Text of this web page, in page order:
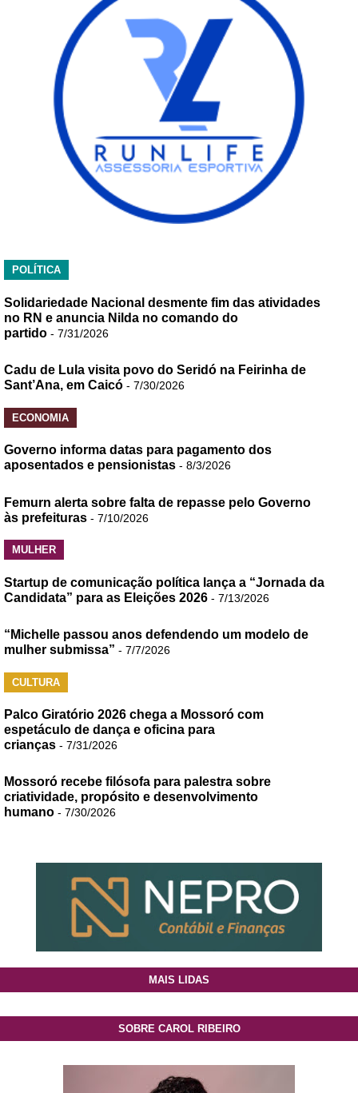
POLÍTICA
Solidariedade Nacional desmente fim das atividades
no RN e anuncia Nilda no comando do
partido - 7/31/2026
Cadu de Lula visita povo do Seridó na Feirinha de
Sant’Ana, em Caicó - 7/30/2026
ECONOMIA
Governo informa datas para pagamento dos
aposentados e pensionistas - 8/3/2026
Femurn alerta sobre falta de repasse pelo Governo
às prefeituras - 7/10/2026
MULHER
Startup de comunicação política lança a “Jornada da
Candidata” para as Eleições 2026 - 7/13/2026
“Michelle passou anos defendendo um modelo de
mulher submissa” - 7/7/2026
CULTURA
Palco Giratório 2026 chega a Mossoró com
espetáculo de dança e oficina para
crianças - 7/31/2026
Mossoró recebe filósofa para palestra sobre
criatividade, propósito e desenvolvimento
humano - 7/30/2026
MAIS LIDAS
SOBRE CAROL RIBEIRO